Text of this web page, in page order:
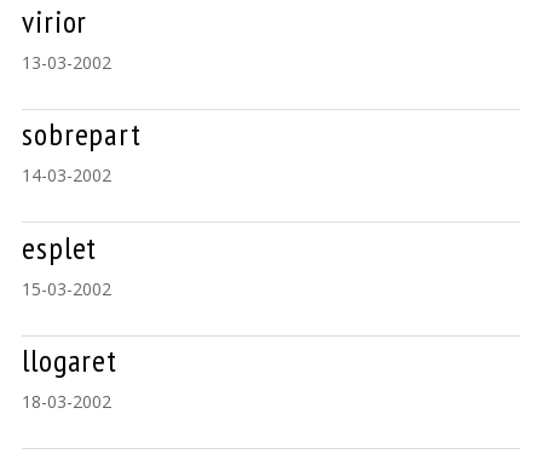
virior
13-03-2002
sobrepart
14-03-2002
esplet
15-03-2002
llogaret
18-03-2002